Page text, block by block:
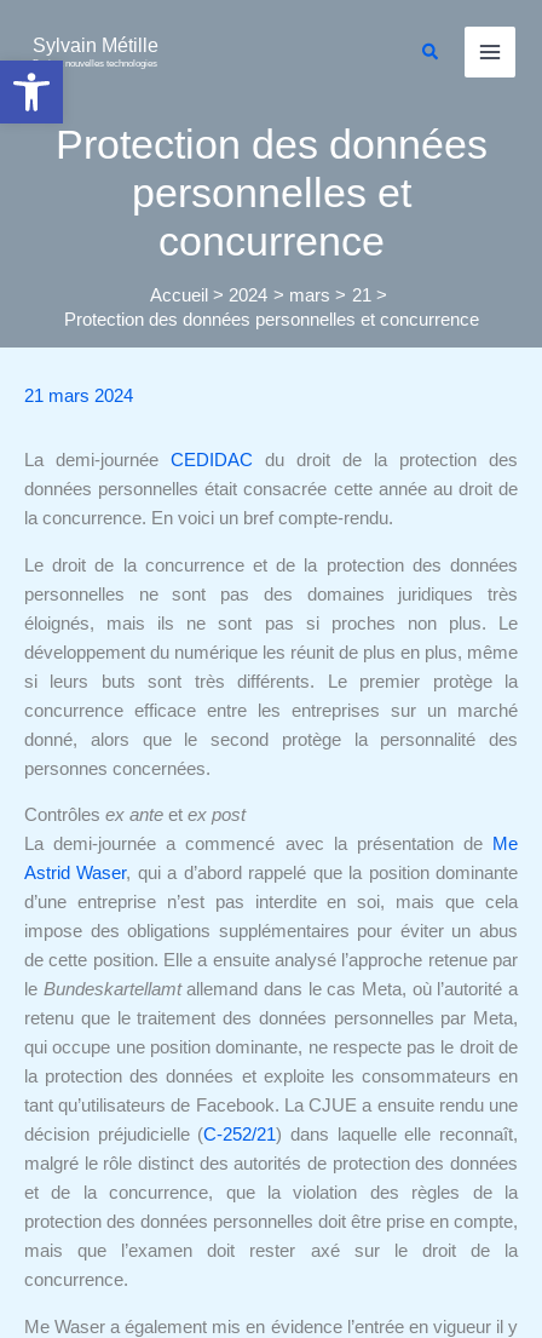
Ouvrir la barre d’outils
contenu
Sylvain Métille
Droit et nouvelles technologies
Rechercher
Protection des données
personnelles et
concurrence
Accueil 2024 mars
21
Protection des données personnelles et concurrence
21 mars 2024
La demi-journée CEDIDAC du droit de la protection des
données personnelles était consacrée cette année au droit de
la concurrence. En voici un bref compte-rendu.
Le droit de la concurrence et de la protection des données
personnelles ne sont pas des domaines juridiques très
éloignés, mais ils ne sont pas si proches non plus. Le
développement du numérique les réunit de plus en plus, même
si leurs buts sont très différents. Le premier protège la
concurrence efficace entre les entreprises sur un marché
donné, alors que le second protège la personnalité des
personnes concernées.
Contrôles ex ante et ex post
La demi-journée a commencé avec la présentation de
Me
Astrid Waser, qui a d’abord rappelé que la position dominante
d’une entreprise n’est pas interdite en soi, mais que cela
impose des obligations supplémentaires pour éviter un abus
de cette position. Elle a ensuite analysé l’approche retenue par
le Bundeskartellamtallemand dans le cas Meta, où l’autorité a
retenu que le traitement des données personnelles par Meta,
qui occupe une position dominante, ne respecte pas le droit de
la protection des données et exploite les consommateurs en
tant qu’utilisateurs de Facebook. La CJUE a ensuite rendu une
décision préjudicielle (C-252/21) dans laquelle elle reconnaît,
malgré le rôle distinct des autorités de protection des données
et de la concurrence, que la violation des règles de la
protection des données personnelles doit être prise en compte,
mais que l’examen doit rester axé sur le droit de la
concurrence.
Me Waser a également mis en évidence l’entrée en vigueur il y